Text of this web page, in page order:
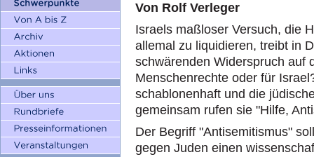
Von Rolf Verleger
Israels maßloser Versuch, die
allemal zu liquidieren, treibt in
schwärenden Widerspruch auf
Menschenrechte oder für
schablonenhaft und die
gemeinsam rufen sie "Hilfe,
Der Begriff "Antisemitismus"
gegen Juden einen